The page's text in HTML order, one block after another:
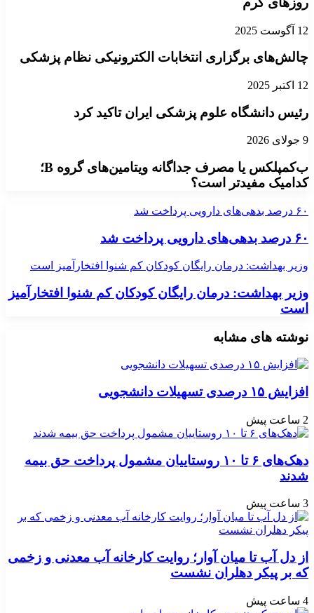
12 آگوست 2025
چالش‌های برگزاری انتخابات الکترونیکی نظام پزشکی
12 اکتبر 2025
رئیس دانشگاه علوم پزشکی ایران تاکید کرد
9 جولای 2026
ب‌کمپلکس یا مصرف جداگانه ویتامین‌های گروه B؛
کدامیک مفیدتر است؟
۶۰ درصد بدهی‌های دارویی پرداخت شد
۶۰ درصد بدهی‌های دارویی پرداخت شد
وزیر بهداشت: درمان رایگان کودکان کم شنوا افتخارآمیز است
وزیر بهداشت: درمان رایگان کودکان کم شنوا افتخارآمیز
است
نوشته های مشابه
افزایش ۱۵ درصدی تسهیلات دانشجویی
2 ساعت پیش
دهک‌های ۶ تا ۱۰ روستاییان مشمول پرداخت حق بیمه
شدند
3 ساعت پیش
از دل آب تا میان آوار؛ روایت کارخانه آب معدنی و زخمی
که بر پیکر دهلران نشست
4 ساعت پیش